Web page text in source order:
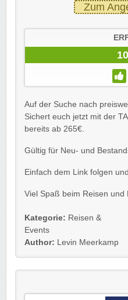
Zum
Auf der Suche nach
Sichert euch jetzt mit der
bereits ab 265€.
Gültig für Neu- und
Einfach dem Link folgen
Viel Spaß beim Reisen und
Kategorie: Reisen &
Events
Author: Levin Meerkamp